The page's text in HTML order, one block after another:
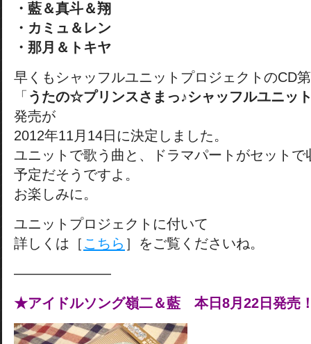
・藍＆真斗＆翔
・カミュ＆レン
・那月＆トキヤ
早くもシャッフルユニットプロジェクトのCD
「 うたの☆プリンスさまっ♪シャッフルユニッ
発売が
2012年11月14日に決定しました。
ユニットで歌う曲と、ドラマパートがセット
予定だそうですよ。
お楽しみに。
ユニットプロジェクトに付いて
詳しくは［ こちら ］をご覧くださいね。
———————
★アイドルソング嶺二＆藍 本日8月22日発売